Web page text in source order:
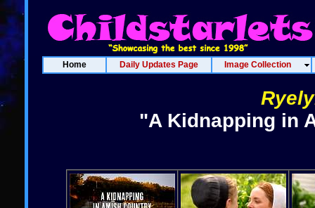
Home Daily Updates Page Image Collection
"A Kidnapping in